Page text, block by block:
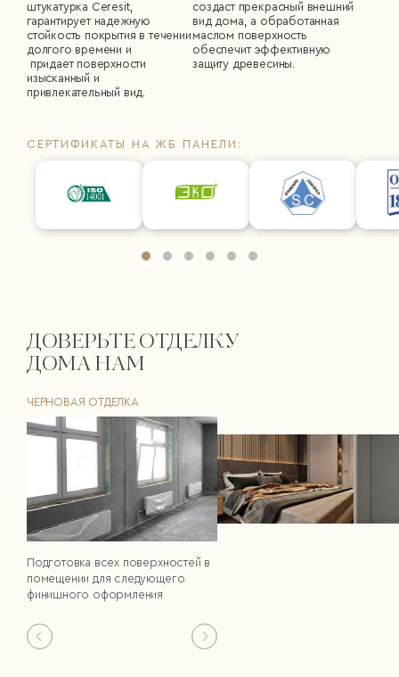
штукатурка Сeresit,
гарантирует надежную
стойкость покрытия в течении
долгого времени и
придает поверхности
изысканный и
привлекательный вид.
создаст прекрасный внешний
вид дома, а обработанная
маслом поверхность
обеспечит эффективную
защиту древесины.
СЕРТИФИКАТЫ НА ЖБ ПАНЕЛИ:
ДОВЕРЬТЕ ОТДЕЛКУ
ДОМА НАМ
ЧЕРНОВАЯ ОТДЕЛКА
Подготовка всех поверхностей в
помещении для следующего
финишного оформления